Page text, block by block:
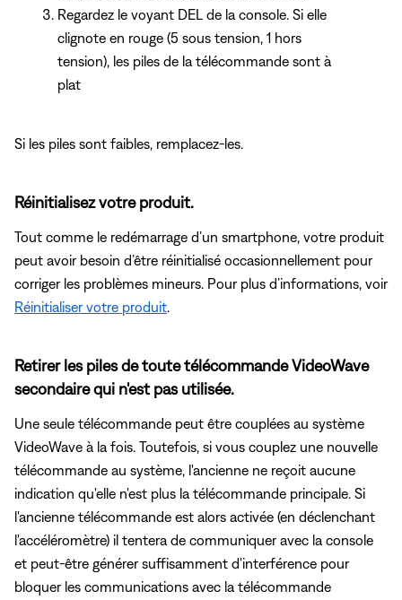
Regardez le voyant DEL de la console. Si elle
clignote en rouge (5 sous tension, 1 hors
tension), les piles de la télécommande sont à
plat
Si les piles sont faibles, remplacez-les.
Réinitialisez votre produit.
Tout comme le redémarrage d’un smartphone, votre produit
peut avoir besoin d’être réinitialisé occasionnellement pour
corriger les problèmes mineurs. Pour plus d’informations, voir
Réinitialiser votre produit.
Retirer les piles de toute télécommande VideoWave
secondaire qui n'est pas utilisée.
Une seule télécommande peut être couplées au système
VideoWave à la fois. Toutefois, si vous couplez une nouvelle
télécommande au système, l'ancienne ne reçoit aucune
indication qu'elle n'est plus la télécommande principale. Si
l'ancienne télécommande est alors activée (en déclenchant
l'accéléromètre) il tentera de communiquer avec la console
et peut-être générer suffisamment d'interférence pour
bloquer les communications avec la télécommande